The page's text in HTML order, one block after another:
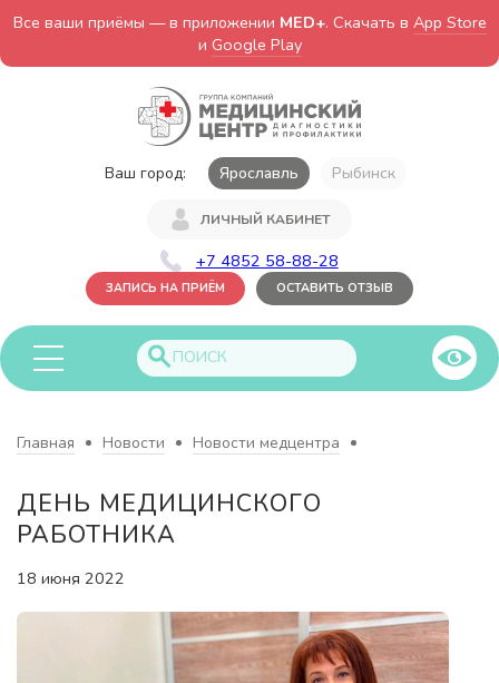
Все ваши приёмы — в приложении MED+. Скачать в App Store
и Google Play
Ваш город: Ярославль Рыбинск
ЛИЧНЫЙ КАБИНЕТ
+7 4852 58-88-28
ЗАПИСЬ НА ПРИЁМ ОСТАВИТЬ ОТЗЫВ
Главная Новости Новости медцентра
ДЕНЬ МЕДИЦИНСКОГО
РАБОТНИКА
18 июня 2022